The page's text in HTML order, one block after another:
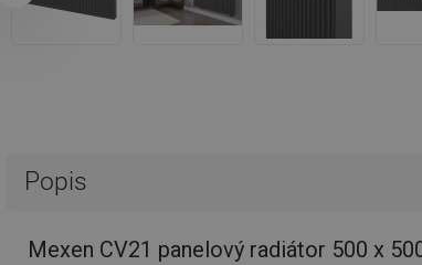
Popis
Mexen CV21 panelový radiátor 500 x